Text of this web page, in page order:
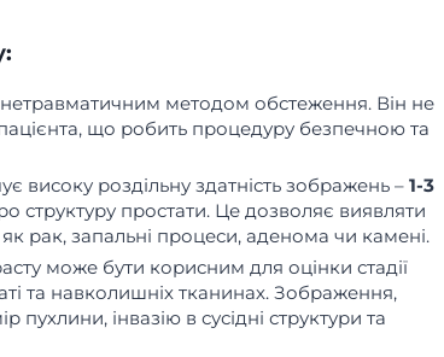
методом обстеження. Він не
що робить процедуру безпечною та
високу роздільну здатність зображень – 1-3
структуру простати. Це дозволяє виявляти
як рак, запальні процеси, аденома чи камені.
може бути корисним для оцінки стадії
та навколишніх тканинах. Зображення,
інвазію в сусідні структури та